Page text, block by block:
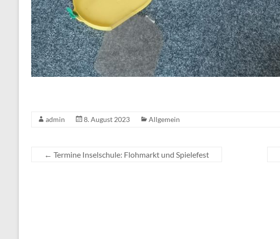
admin 8. August 2023 Allgemein
← Termine Inselschule: Flohmarkt und Spielefest